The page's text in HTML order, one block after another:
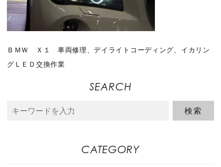
ＢＭＷ Ｘ１ 車両修理、デイライトコーディング、イカリン
グＬＥＤ交換作業
SEARCH
CATEGORY